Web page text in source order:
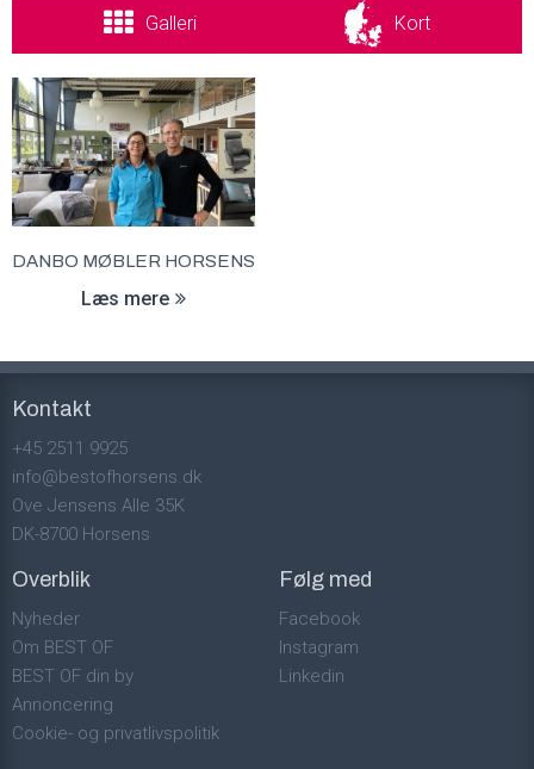
Galleri Kort
DANBO MØBLER HORSENS
Læs mere
Kontakt
+45 2511 9925
info@bestofhorsens.dk
Ove Jensens Alle 35K
DK-8700 Horsens
Overblik
Nyheder
Om BEST OF
BEST OF din by
Annoncering
Cookie- og privatlivspolitik
Følg med
Facebook
Instagram
Linkedin